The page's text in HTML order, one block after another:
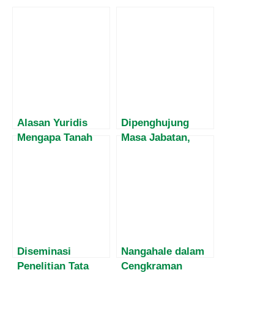
Alasan Yuridis
Mengapa Tanah
Dipenghujung
Masa Jabatan,
Diseminasi
Penelitian Tata
Nangahale dalam
Cengkraman